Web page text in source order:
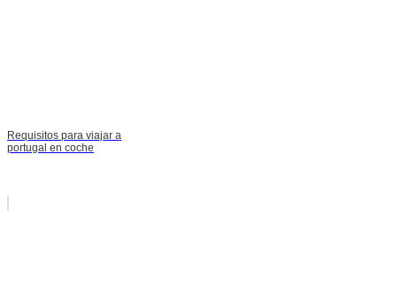
Requisitos para viajar a
portugal en coche